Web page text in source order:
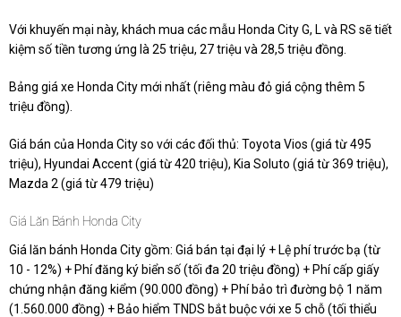
Với khuyến mại này, khách mua các mẫu Honda City G, L và RS sẽ tiết
kiệm số tiền tương ứng là 25 triệu, 27 triệu và 28,5 triệu đồng.
Bảng giá xe Honda City mới nhất (riêng màu đỏ giá cộng thêm 5
triệu đồng).
Giá bán của Honda City so với các đối thủ: Toyota Vios (giá từ 495
triệu), Hyundai Accent (giá từ 420 triệu), Kia Soluto (giá từ 369 triệu),
Mazda 2 (giá từ 479 triệu)
Giá Lăn Bánh Honda City
Giá lăn bánh Honda City gồm: Giá bán tại đại lý + Lệ phí trước bạ (từ
10 - 12%) + Phí đăng ký biển số (tối đa 20 triệu đồng) + Phí cấp giấy
chứng nhận đăng kiểm (90.000 đồng) + Phí bảo trì đường bộ 1 năm
(1.560.000 đồng) + Bảo hiểm TNDS bắt buộc với xe 5 chỗ (tối thiểu